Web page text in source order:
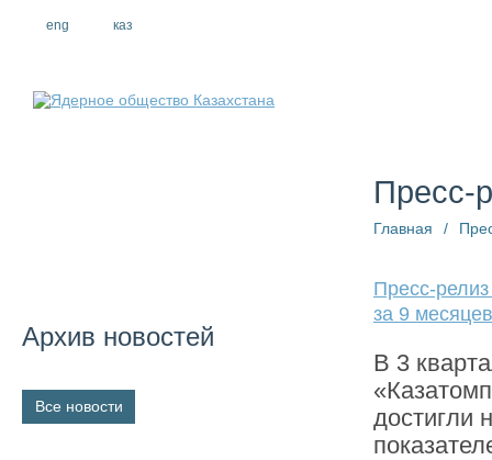
eng каз
Архив новостей
Все новости
Пресс-
Главная /
Пресс-
за 9
В 3
достигли